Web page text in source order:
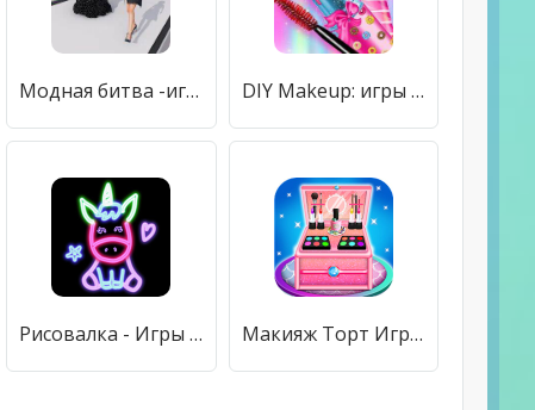
Модная битва -игры для девочек [Мод меню] DIY Makeup: игры для девочек [Мод меню]
Рисовалка - Игры для девочек Макияж Торт Игры Для Девочек [Мод меню]